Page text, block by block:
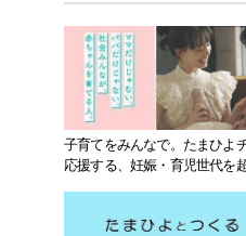
子育てをみんなで。たまひよ
応援する、妊娠・育児世代を